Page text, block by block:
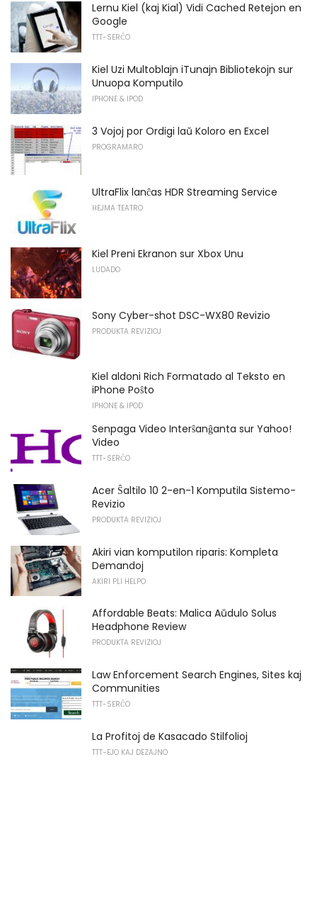
Lernu Kiel (kaj Kial) Vidi Cached Retejon en
Google
TTT-SERĈO
Kiel Uzi Multoblajn iTunajn Bibliotekojn sur
Unuopa Komputilo
IPHONE & IPOD
3 Vojoj por Ordigi laŭ Koloro en Excel
PROGRAMARO
UltraFlix lanĉas HDR Streaming Service
HEJMA TEATRO
Kiel Preni Ekranon sur Xbox Unu
LUDADO
Sony Cyber-shot DSC-WX80 Revizio
PRODUKTA REVIZIOJ
Kiel aldoni Rich Formatado al Teksto en
iPhone Poŝto
IPHONE & IPOD
Senpaga Video Interŝanĝanta sur Yahoo!
Video
TTT-SERĈO
Acer Ŝaltilo 10 2-en-1 Komputila Sistemo-
Revizio
PRODUKTA REVIZIOJ
Akiri vian komputilon riparis: Kompleta
Demandoj
AKIRI PLI HELPO
Affordable Beats: Malica Aŭdulo Solus
Headphone Review
PRODUKTA REVIZIOJ
Law Enforcement Search Engines, Sites kaj
Communities
TTT-SERĈO
La Profitoj de Kasacado Stilfolioj
TTT-EJO KAJ DEZAJNO